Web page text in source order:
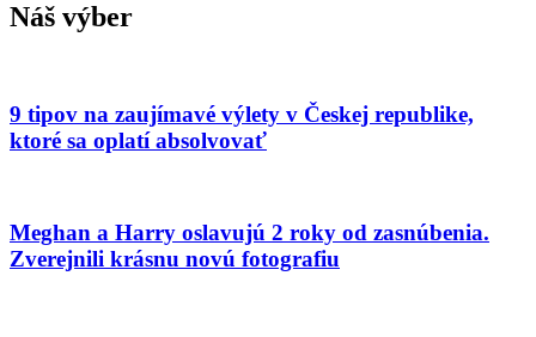
Náš výber
9 tipov na zaujímavé výlety v Českej republike,
ktoré sa oplatí absolvovať
Meghan a Harry oslavujú 2 roky od zasnúbenia.
Zverejnili krásnu novú fotografiu